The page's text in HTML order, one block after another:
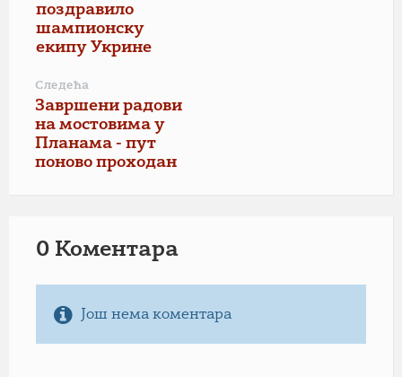
поздравило
шампионску
екипу Укрине
Следећа
Завршени радови
на мостовима у
Планама - пут
поново проходан
0 Коментарa
Још нема коментара